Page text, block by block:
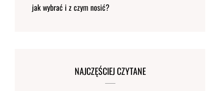
jak wybrać i z czym nosić?
NAJCZĘŚCIEJ CZYTANE